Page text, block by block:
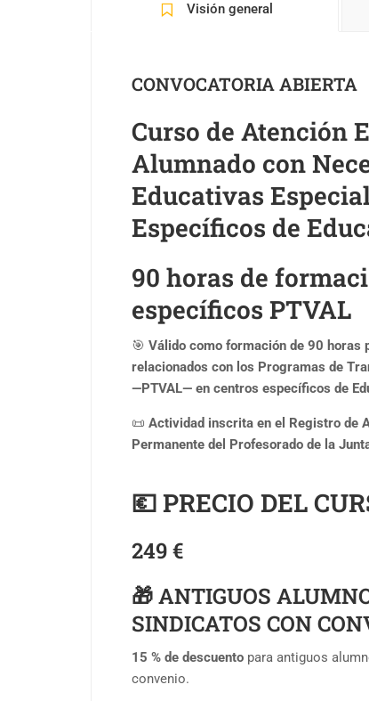
Visión general
CONVOCATORIA ABIERTA
Curso de Atención
Alumnado con
Educativas
Específicos de
90 horas de
específicos PTVAL
🎯 Válido como formación de 90 horas
relacionados con los Programas de
—PTVAL— en centros específicos de
📜 Actividad inscrita en el Registro de
Permanente del Profesorado de la
💶 PRECIO DEL
249 €
🎁 ANTIGUOS
SINDICATOS CON
15 % de descuento para antiguos
convenio.